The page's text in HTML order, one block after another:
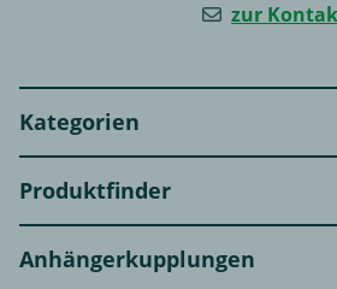
zur
Kategorien
Produktfinder
Anhängerkupplungen